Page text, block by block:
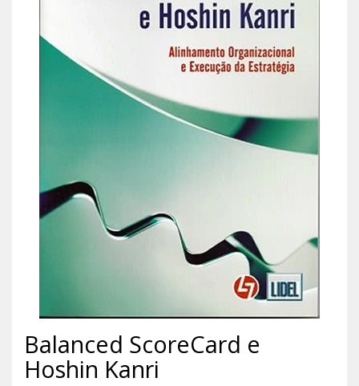
Balanced ScoreCard e
Hoshin Kanri